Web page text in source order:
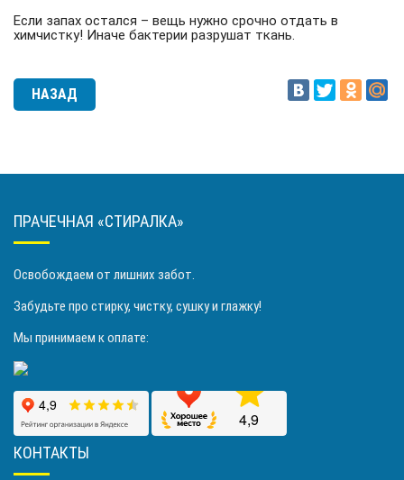
Если запах остался – вещь нужно срочно отдать в
химчистку! Иначе бактерии разрушат ткань.
НАЗАД
ПРАЧЕЧНАЯ «СТИРАЛКА»
Освобождаем от лишних забот.
Забудьте про стирку, чистку, сушку и глажку!
Мы принимаем к оплате:
КОНТАКТЫ